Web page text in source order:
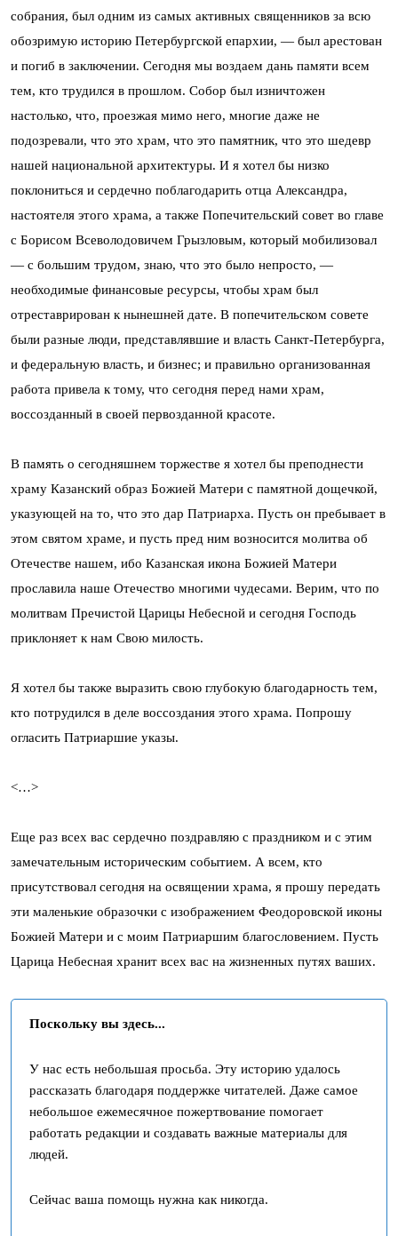
собрания, был одним из самых активных священников за всю
обозримую историю Петербургской епархии, — был арестован
и погиб в заключении. Сегодня мы воздаем дань памяти всем
тем, кто трудился в прошлом. Собор был изничтожен
настолько, что, проезжая мимо него, многие даже не
подозревали, что это храм, что это памятник, что это шедевр
нашей национальной архитектуры. И я хотел бы низко
поклониться и сердечно поблагодарить отца Александра,
настоятеля этого храма, а также Попечительский совет во главе
с Борисом Всеволодовичем Грызловым, который мобилизовал
— с большим трудом, знаю, что это было непросто, —
необходимые финансовые ресурсы, чтобы храм был
отреставрирован к нынешней дате. В попечительском совете
были разные люди, представлявшие и власть Санкт-Петербурга,
и федеральную власть, и бизнес; и правильно организованная
работа привела к тому, что сегодня перед нами храм,
воссозданный в своей первозданной красоте.
В память о сегодняшнем торжестве я хотел бы преподнести
храму Казанский образ Божией Матери с памятной дощечкой,
указующей на то, что это дар Патриарха. Пусть он пребывает в
этом святом храме, и пусть пред ним возносится молитва об
Отечестве нашем, ибо Казанская икона Божией Матери
прославила наше Отечество многими чудесами. Верим, что по
молитвам Пречистой Царицы Небесной и сегодня Господь
приклоняет к нам Свою милость.
Я хотел бы также выразить свою глубокую благодарность тем,
кто потрудился в деле воссоздания этого храма. Попрошу
огласить Патриаршие указы.
<…>
Еще раз всех вас сердечно поздравляю с праздником и с этим
замечательным историческим событием. А всем, кто
присутствовал сегодня на освящении храма, я прошу передать
эти маленькие образочки с изображением Феодоровской иконы
Божией Матери и с моим Патриаршим благословением. Пусть
Царица Небесная хранит всех вас на жизненных путях ваших.
Поскольку вы здесь...
У нас есть небольшая просьба. Эту историю удалось
рассказать благодаря поддержке читателей. Даже самое
небольшое ежемесячное пожертвование помогает
работать редакции и создавать важные материалы для
людей.
Сейчас ваша помощь нужна как никогда.